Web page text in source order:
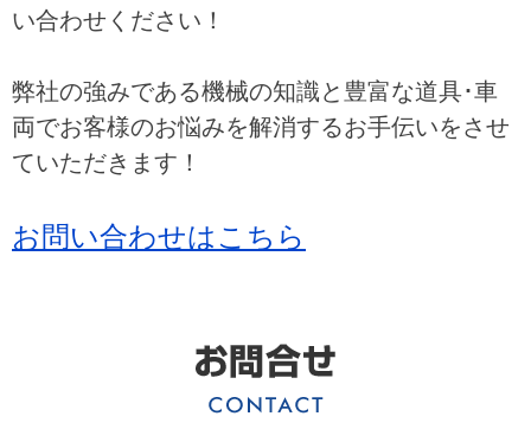
い合わせください！
弊社の強みである機械の知識と豊富な道具･車
両でお客様のお悩みを解消するお手伝いをさせ
ていただきます！
お問い合わせはこちら